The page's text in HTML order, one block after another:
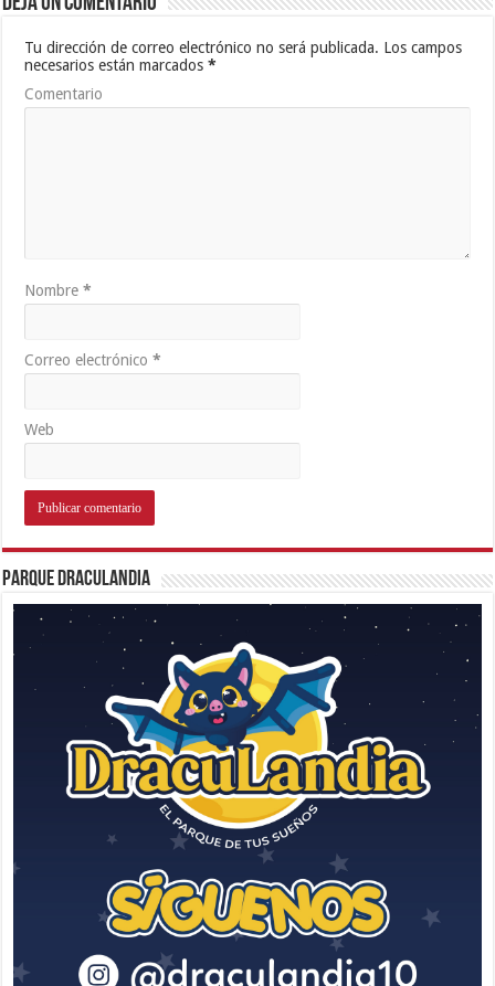
Tu dirección de correo electrónico no será publicada. Los campos
necesarios están marcados*
Comentario
Nombre*
Correo electrónico*
Web
Parque Draculandia